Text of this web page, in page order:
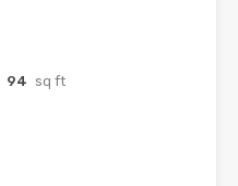
94 sq ft